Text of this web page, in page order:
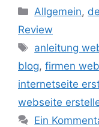
Kategorien
Allgemein,
Review
Schlagwörter
anleitung
blog, firmen
internetseite
webseite
Ein